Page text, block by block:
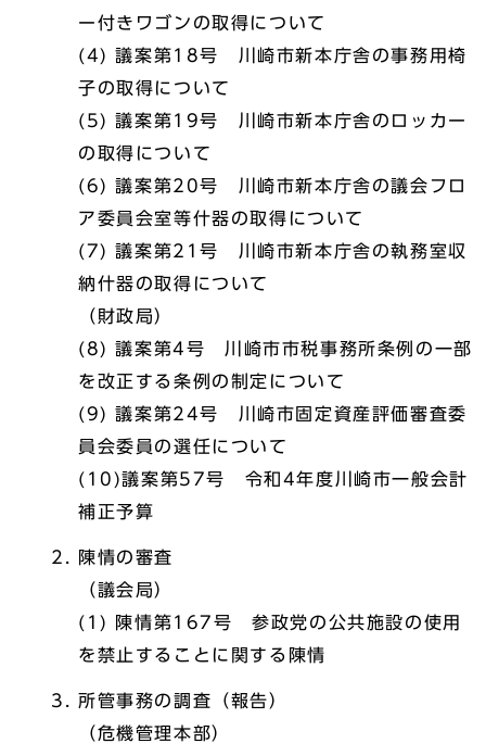
ー付きワゴンの取得について
(4) 議案第18号 川崎市新本庁舎の事務用椅
子の取得について
(5) 議案第19号 川崎市新本庁舎のロッカー
の取得について
(6) 議案第20号 川崎市新本庁舎の議会フロ
ア委員会室等什器の取得について
(7) 議案第21号 川崎市新本庁舎の執務室収
納什器の取得について
（財政局）
(8) 議案第4号 川崎市市税事務所条例の一部
を改正する条例の制定について
(9) 議案第24号 川崎市固定資産評価審査委
員会委員の選任について
(10)議案第57号 令和4年度川崎市一般会計
補正予算
陳情の審査
（議会局）
(1) 陳情第167号 参政党の公共施設の使用
を禁止することに関する陳情
所管事務の調査（報告）
（危機管理本部）